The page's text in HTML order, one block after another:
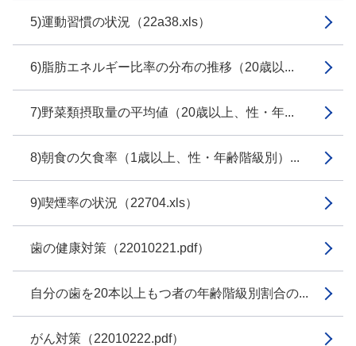
5)運動習慣の状況（22a38.xls）
6)脂肪エネルギー比率の分布の推移（20歳以...
7)野菜類摂取量の平均値（20歳以上、性・年...
8)朝食の欠食率（1歳以上、性・年齢階級別）...
9)喫煙率の状況（22704.xls）
歯の健康対策（22010221.pdf）
自分の歯を20本以上もつ者の年齢階級別割合の...
がん対策（22010222.pdf）